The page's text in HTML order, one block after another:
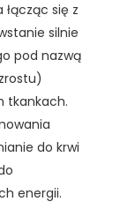
się z
silnie
pod nazwą
tkankach.
do krwi
energii.